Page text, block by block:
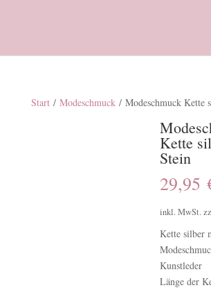
Start/ Modeschmuck/ Modeschmuck Kette
Kette
Stein
29,95
inkl. MwSt.
Kette silber
Kunstleder
Länge der